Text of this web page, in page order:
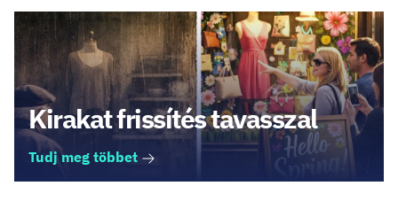
Kirakat frissítés tavasszal
Tudj meg többet